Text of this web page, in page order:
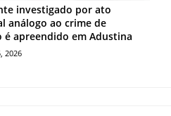
investigado por ato
análogo ao crime de
é apreendido em Adustina
2026